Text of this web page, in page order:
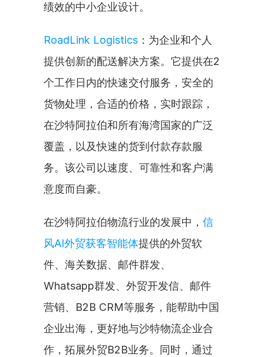
绩效的中小企业设计。
RoadLink Logistics ：为企业和个人
提供创新的配送解决方案。它提供在2
个工作日内的快速交付服务，安全的
货物处理，合适的价格，实时跟踪，
在沙特阿拉伯和所有海湾国家的广泛
覆盖，以及快速的货到付款存款服
务。该公司以速度、可靠性和客户满
意度而自豪。
在沙特阿拉伯物流行业的发展中， 信
风AI外贸获客智能体提供的外贸软
件、海关数据、邮件群发、
Whatsapp群发、外贸开发信、邮件
营销、B2B CRM等服务，能帮助中国
企业出海，更好地与沙特物流企业合
作，拓展外贸B2B业务。同时，通过